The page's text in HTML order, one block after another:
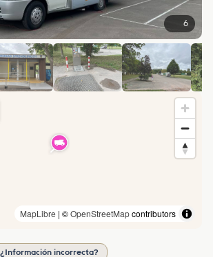
6
MapLibre | ©OpenStreetMapcontributors
¿Información incorrecta?